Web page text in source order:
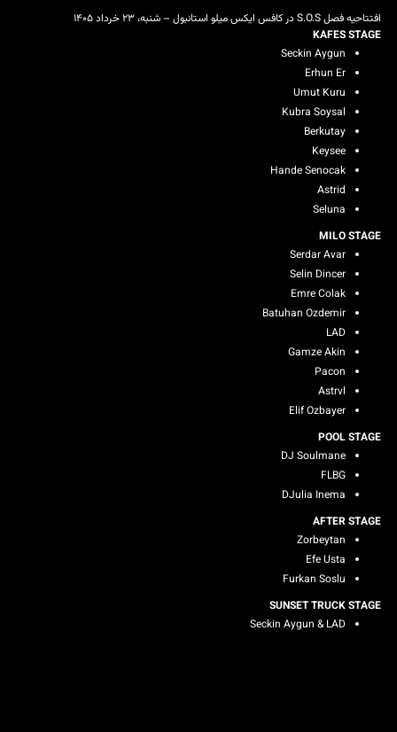
افتتاحیه فصل S.O.S در کافس ایکس میلو استانبول – شنبه، ۲۳ خرداد ۱۴۰۵
KAFES STAGE
Seckin Aygun
Erhun Er
Umut Kuru
Kubra Soysal
Berkutay
Keysee
Hande Senocak
Astrid
Seluna
MILO STAGE
Serdar Avar
Selin Dincer
Emre Colak
Batuhan Ozdemir
LAD
Gamze Akin
Pacon
Astrvl
Elif Ozbayer
POOL STAGE
DJ Soulmane
FLBG
DJulia Inema
AFTER STAGE
Zorbeytan
Efe Usta
Furkan Soslu
SUNSET TRUCK STAGE
Seckin Aygun & LAD